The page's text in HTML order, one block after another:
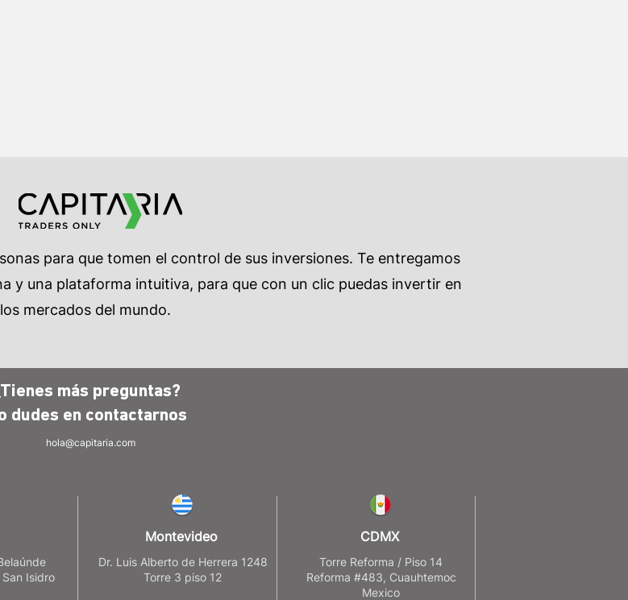
para que tomen el control de sus inversiones. Te entregamos
y una plataforma intuitiva, para que con un clic puedas invertir en
los mercados del mundo.
más preguntas?
dudes en contactarnos
hola@capitaria.com
San Isidro
Montevideo
Dr. Luis Alberto de Herrera 1248
Torre 3 piso 12
CDMX
Torre Reforma / Piso 14
Reforma #483, Cuauhtemoc
Mexico